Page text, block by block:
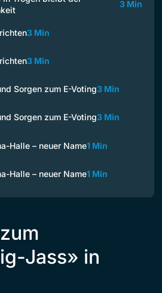
3 Min
3 Min
3 Min
Sorgen zum E-Voting3 Min
Sorgen zum E-Voting3 Min
Halle – neuer Name1 Min
Halle – neuer Name1 Min
Jass» in